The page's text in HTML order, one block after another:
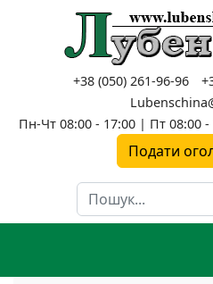
+38 (050) 261-96-96
Пн-Чт 08:00 - 17:00 | Пт 08:00
Подати
Пошук